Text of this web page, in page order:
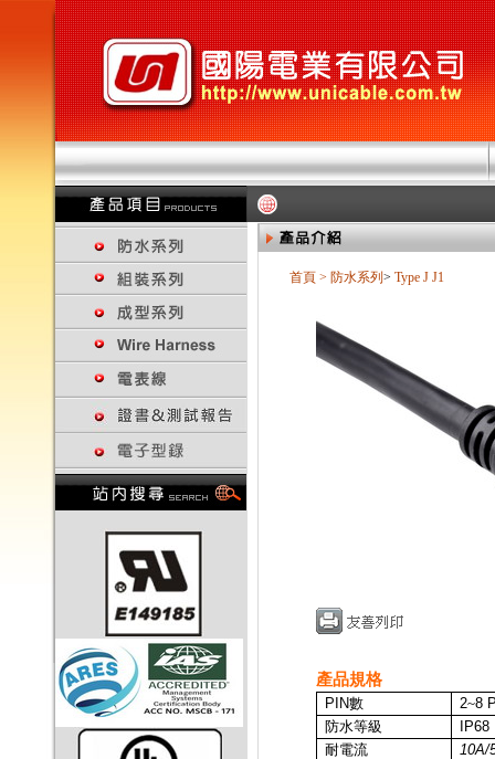
首頁 > 防水系列 > Type J J1
產品規格
PIN數 2~8
防水等級
IP68
耐電流
10A/